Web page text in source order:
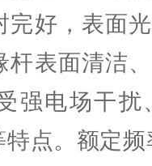
完好，表面
杆表面清洁
强电场干
点。额定